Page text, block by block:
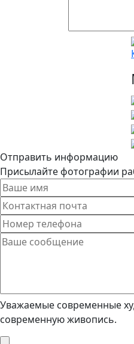
Отправить информацию
Присылайте фотографии
Уважаемые современные
современную живопись.